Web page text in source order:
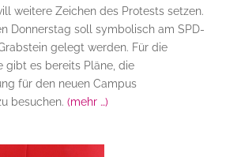
weitere Zeichen des Protests setzen.
Donnerstag soll symbolisch am SPD-
gelegt werden. Für die
gibt es bereits Pläne, die
für den neuen Campus
besuchen. (mehr …)